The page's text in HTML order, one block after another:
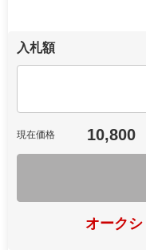
入札額
現在価格 10,800
オーク